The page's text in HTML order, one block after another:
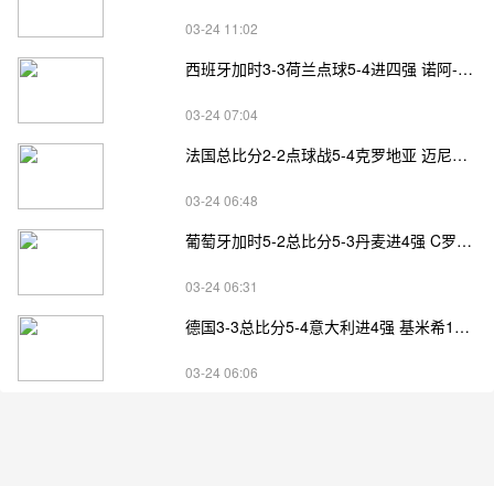
03-24 11:02
西班牙加时3-3荷兰点球5-4进四强 诺阿-朗&马伦失点
03-24 07:04
法国总比分2-2点球战5-4克罗地亚 迈尼昂两扑点
03-24 06:48
葡萄牙加时5-2总比分5-3丹麦进4强 C罗失点+补射破门
03-24 06:31
德国3-3总比分5-4意大利进4强 基米希1射2传小基恩双响
03-24 06:06